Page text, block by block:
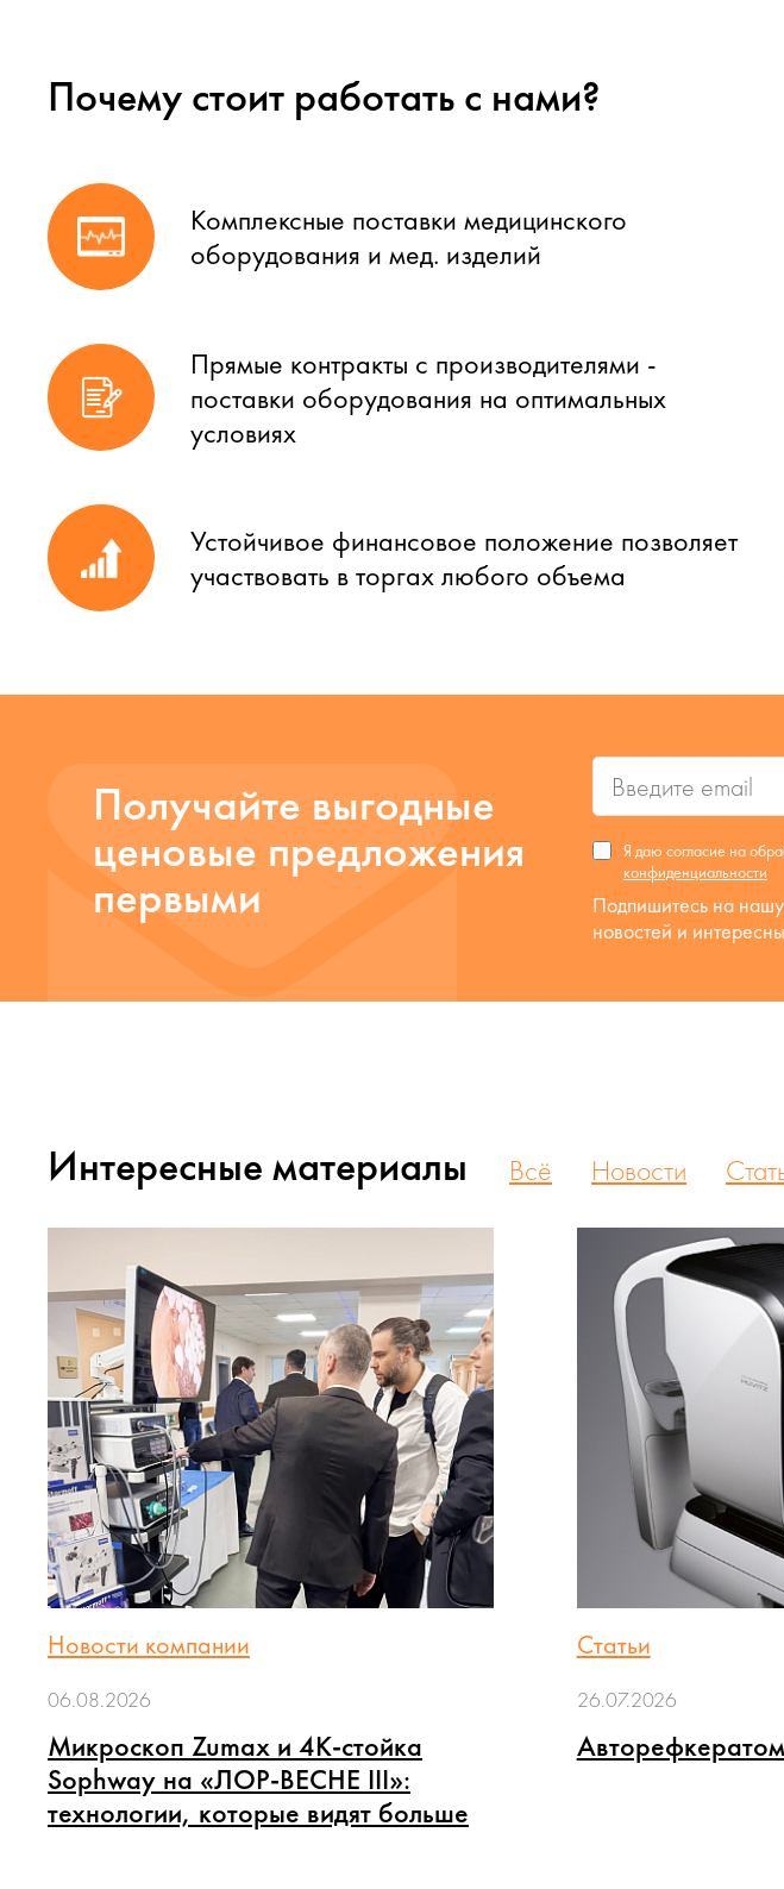
Почему стоит работать с нами?
Комплексные поставки медицинского
оборудования и мед. изделий
Прямые контракты с производителями -
поставки оборудования на оптимальных
условиях
Устойчивое финансовое положение позволяет
участвовать в торгах любого объема
Получайте выгодные
ценовые предложения
первыми
Я даю согласие на
конфиденциальности
Подпишитесь на
новостей и
Интересные материалы Всё Новости
Новости компании
06.08.2026
Микроскоп Zumax и 4K-стойка
Sophway на «ЛОР-ВЕСНЕ III»:
технологии, которые видят больше
Статьи
26.07.2026